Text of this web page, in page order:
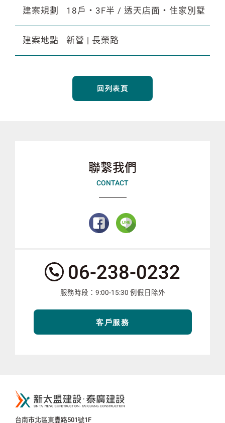
建案規劃 18戶・3F半 / 透天店面・住家別墅
建案地點 新營 | 長榮路
回列表頁
聯繫我們
CONTACT
服
務
電
話：
06-238-0232
服務時段：9:00-15:30 例假日除外
客戶服務
公
台南市北區東豐路501號1F